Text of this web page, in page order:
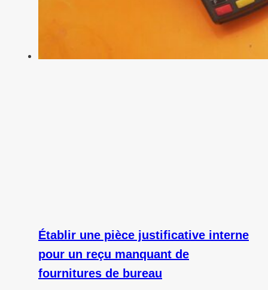
Établir une pièce justificative interne
pour un reçu manquant de
fournitures de bureau